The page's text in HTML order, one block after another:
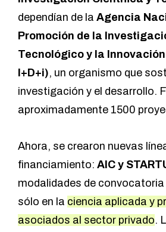
dependían de la Agencia
Promoción de la
Tecnológico y la
I+D+i), un organismo que
investigación y el desarrollo.
aproximadamente 1500
Ahora, se crearon nuevas
financiamiento: AIC y
modalidades de
sólo en la ciencia aplicada y
asociados al sector privado.